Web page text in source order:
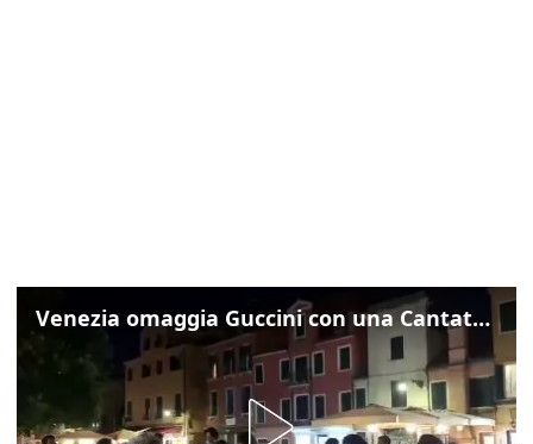
Venezia omaggia Guccini con una Cantata Anarchica in campo Santa Margherita